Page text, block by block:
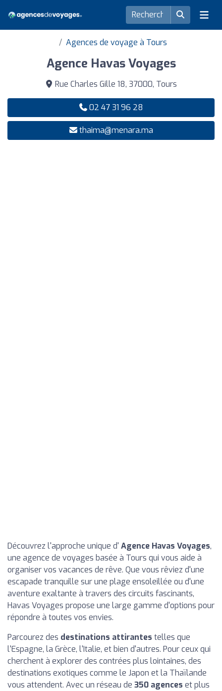
Agences de voyage à Tours
Agence Havas Voyages
Rue Charles Gille 18, 37000, Tours
02 47 31 96 28
thaima@menara.ma
Découvrez l'approche unique d' Agence Havas Voyages,
une agence de voyages basée à Tours qui vous aide à
organiser vos vacances de rêve. Que vous rêviez d'une
escapade tranquille sur une plage ensoleillée ou d'une
aventure exaltante à travers des circuits fascinants,
Havas Voyages propose une large gamme d'options pour
répondre à toutes vos envies.
Parcourez des destinations attirantes telles que
l'Espagne, la Grèce, l'Italie, et bien d'autres. Pour ceux qui
cherchent à explorer des contrées plus lointaines, des
destinations exotiques comme le Japon et la Thaïlande
vous attendent. Avec un réseau de 350 agences et plus